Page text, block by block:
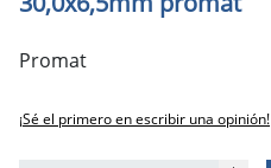
Promat
¡Sé el primero en escribir una opinión!